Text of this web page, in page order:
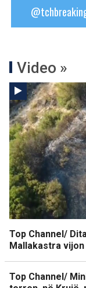
Video »
Top Channel/
Mallakastra
Top Channel/